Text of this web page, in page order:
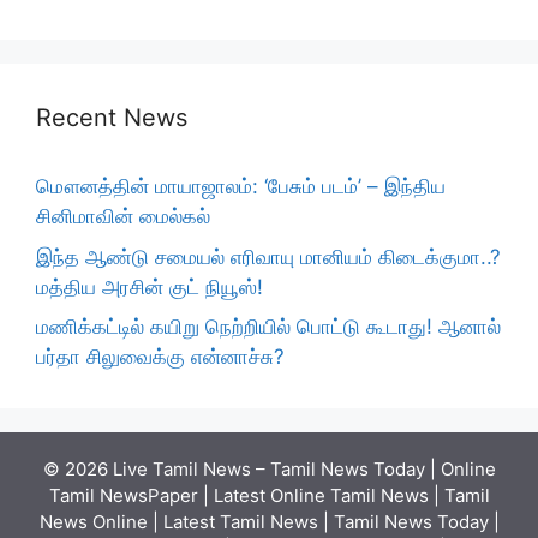
Recent News
மௌனத்தின் மாயாஜாலம்: ‘பேசும் படம்’ – இந்திய
சினிமாவின் மைல்கல்
இந்த ஆண்டு சமையல் எரிவாயு மானியம் கிடைக்குமா..?
மத்திய அரசின் குட் நியூஸ்!
மணிக்கட்டில் கயிறு நெற்றியில் பொட்டு கூடாது! ஆனால்
பர்தா சிலுவைக்கு என்னாச்சு?
© 2026 Live Tamil News – Tamil News Today | Online
Tamil NewsPaper | Latest Online Tamil News | Tamil
News Online | Latest Tamil News | Tamil News Today |